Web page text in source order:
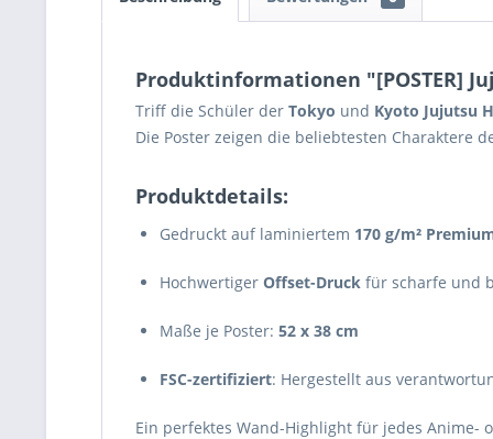
Produktinformationen "[POSTER]
Triff die Schüler der Tokyo und Kyoto Jujutsu
Die Poster zeigen die beliebtesten Charaktere
Produktdetails:
Gedruckt auf laminiertem 170 g/m²
Hochwertiger Offset-Druck für scharfe und
Maße je Poster: 52 x 38 cm
FSC-zertifiziert: Hergestellt aus
Ein perfektes Wand-Highlight für jedes Anime-